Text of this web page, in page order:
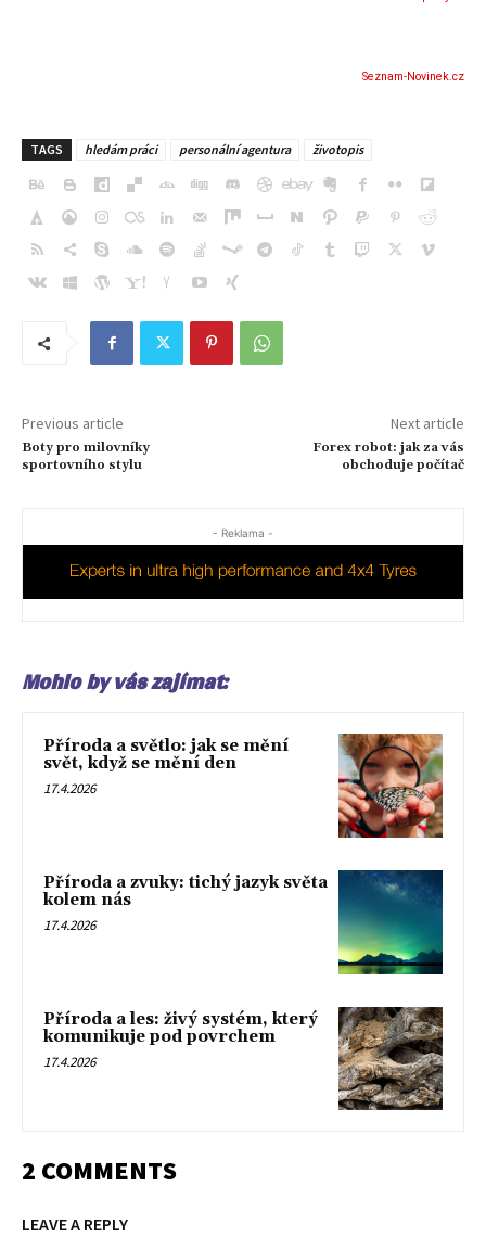
Seznam-Novinek.cz
TAGS hledám práci personální agentura životopis
Previous article
Boty pro milovníky
sportovního stylu
Next article
Forex robot: jak za vás
obchoduje počítač
- Reklama -
Mohlo by vás zajímat:
Příroda a světlo: jak se mění
svět, když se mění den
17.4.2026
Příroda a zvuky: tichý jazyk světa
kolem nás
17.4.2026
Příroda a les: živý systém, který
komunikuje pod povrchem
17.4.2026
2 COMMENTS
LEAVE A REPLY